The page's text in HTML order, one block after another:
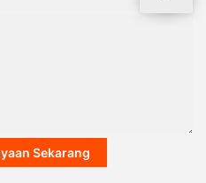
Sekarang